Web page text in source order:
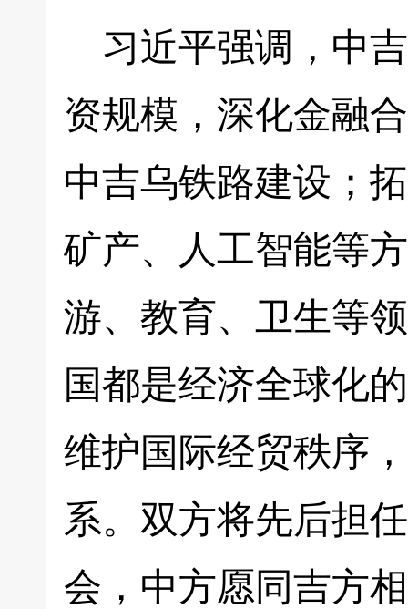
习近平强调，中
资规模，深化金融
中吉乌铁路建设；
矿产、人工智能等
游、教育、卫生等
国都是经济全球化
维护国际经贸秩序
系。双方将先后担
会，中方愿同吉方